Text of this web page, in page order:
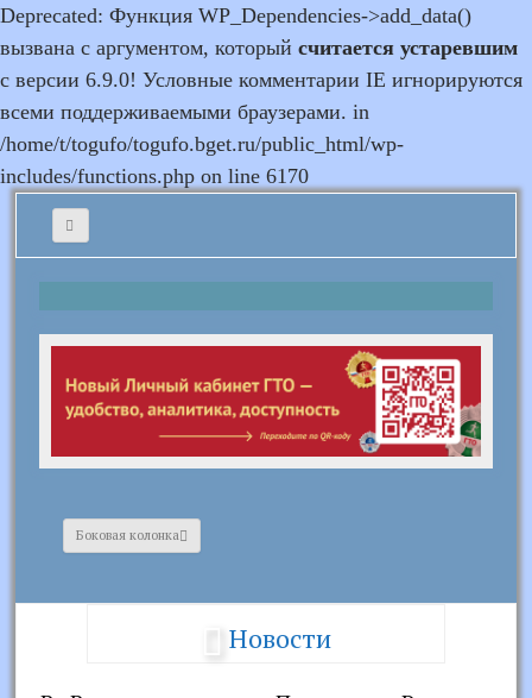
Deprecated: Функция WP_Dependencies->add_data()
вызвана с аргументом, который считается устаревшим
с версии 6.9.0! Условные комментарии IE игнорируются
всеми поддерживаемыми браузерами. in
/home/t/togufo/togufo.bget.ru/public_html/wp-
includes/functions.php on line 6170
Боковая колонка
Новости